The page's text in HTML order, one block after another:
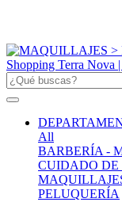
All
BARBERÍA -
CUIDADO DE
PELUQUERÍA